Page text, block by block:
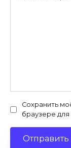
Сохранить
браузере